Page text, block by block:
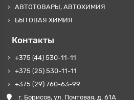
АВТОТОВАРЫ, АВТОХИМИЯ
БЫТОВАЯ ХИМИЯ
Контакты
+375 (44) 530-11-11
+375 (25) 530-11-11
+375 (29) 760-63-99
г. Борисов, ул. Почтовая, д. 61А